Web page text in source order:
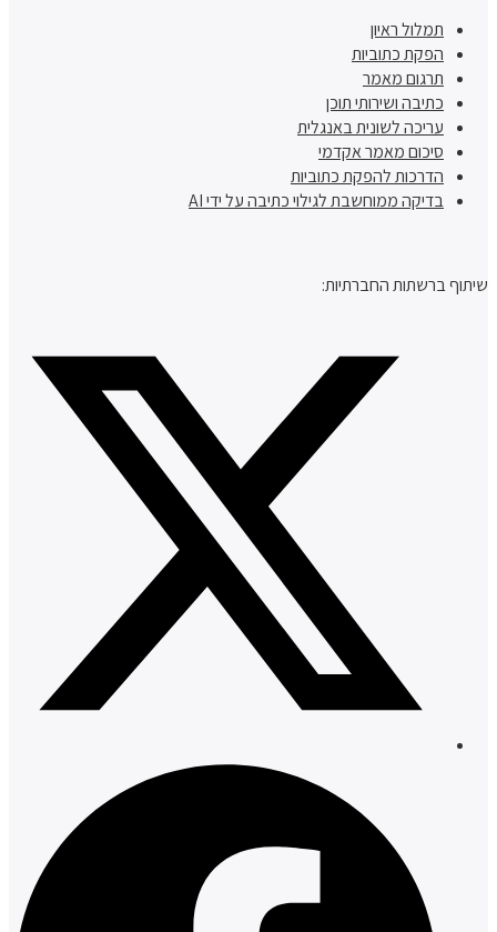
תמלול ראיון
הפקת כתוביות
תרגום מאמר
כתיבה ושירותי תוכן
עריכה לשונית באנגלית
סיכום מאמר אקדמי
הדרכות להפקת כתוביות
בדיקה ממוחשבת לגילוי כתיבה על ידי AI
שיתוף ברשתות החברתיות: